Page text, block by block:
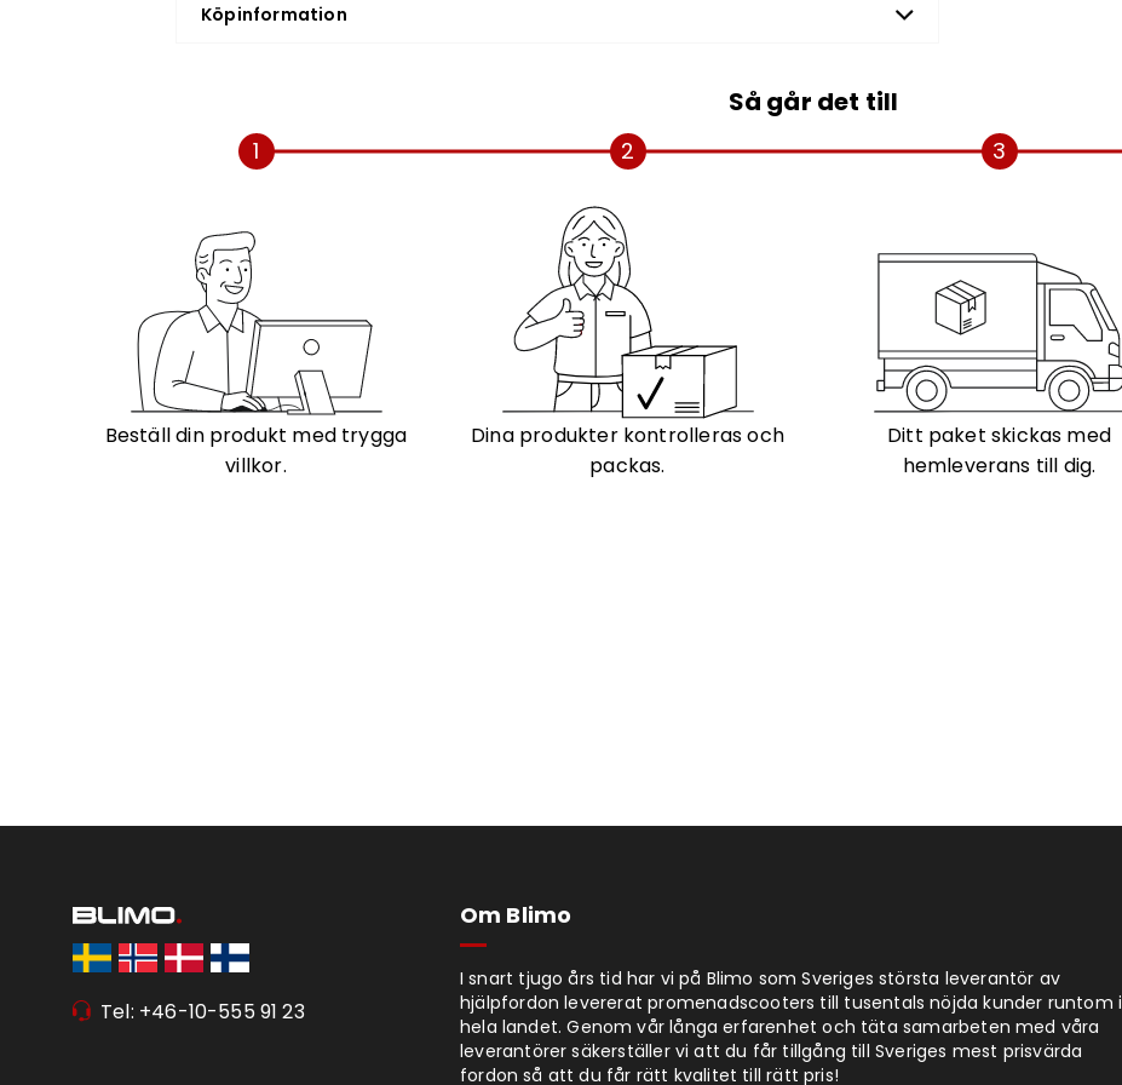
rörelser.
Köpinformation
Så går det till
1
Beställ din produkt med trygga
villkor.
2
Dina produkter kontrolleras och
packas.
3
Ditt paket skickas med
hemleverans till dig.
Tel: +46-10-555 91 23
Om Blimo
I snart tjugo års tid har vi på Blimo som Sveriges största leverantör av
hjälpfordon levererat promenadscooters till tusentals nöjda kunder runtom i
hela landet. Genom vår långa erfarenhet och täta samarbeten med våra
leverantörer säkerställer vi att du får tillgång till Sveriges mest prisvärda
fordon så att du får rätt kvalitet till rätt pris!